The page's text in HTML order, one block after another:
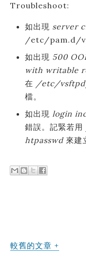
Troubleshoot:
如出現 server
/etc/pam.d/
如出現 500
with writable
在 /etc/
檔。
如出現login
錯誤。記緊若用
htpasswd 來建
較舊的文章